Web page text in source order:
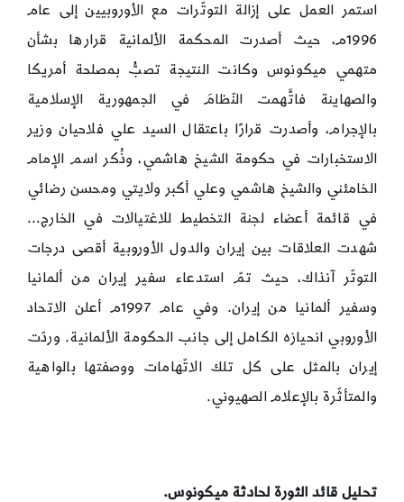
استمر العمل على إزالة التوتّرات مع الأوروبيين إلى عام
1996م، حيث أصدرت المحكمة الألمانية قرارها بشأن
متهمي ميكونوس وكانت النتيجة تصبُّ بمصلحة أمريكا
والصهاينة فاتَّهمت النّظامَ في الجمهورية الإسلامية
بالإجرام، وأصدرت قرارًا باعتقال السيد علي فلاحيان وزير
الاستخبارات في حكومة الشيخ هاشمي، وذُكر اسم الإمام
الخامئني والشيخ هاشمي وعلي أكبر ولايتي ومحسن رضائي
في قائمة أعضاء لجنة التخطيط للاغتيالات في الخارج…
شهدت العلاقات بين إيران والدول الأوروبية أقصى درجات
التوتّر آنذاك، حيث تمّ استدعاء سفير إيران من ألمانيا
وسفير ألمانيا من إيران. وفي عام 1997م أعلن الاتحاد
الأوروبي انحيازه الكامل إلى جانب الحكومة الألمانية. وردّت
إيران بالمثل على كل تلك الاتّهامات ووصفتها بالواهية
والمتأثّرة بالإعلام الصهيوني.
تحليل قائد الثورة لحادثة ميكونوس.